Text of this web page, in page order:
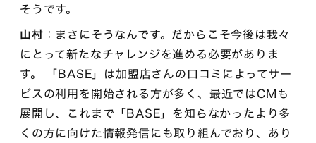
そうです。
山村 ：まさにそうなんです。だからこそ今後は我々
にとって新たなチャレンジを進める必要がありま
す。 「BASE」は加盟店さんの口コミによってサー
ビスの利用を開始される方が多く、最近ではCMも
展開し、これまで「BASE」を知らなかったより多
くの方に向けた情報発信にも取り組んでおり、あり